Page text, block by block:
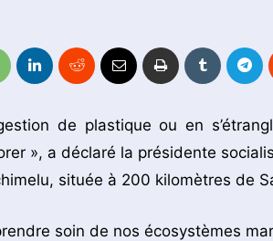
de plastique ou en
», a déclaré la présidente
située à 200 kilomètres de
soin de nos écosystèmes